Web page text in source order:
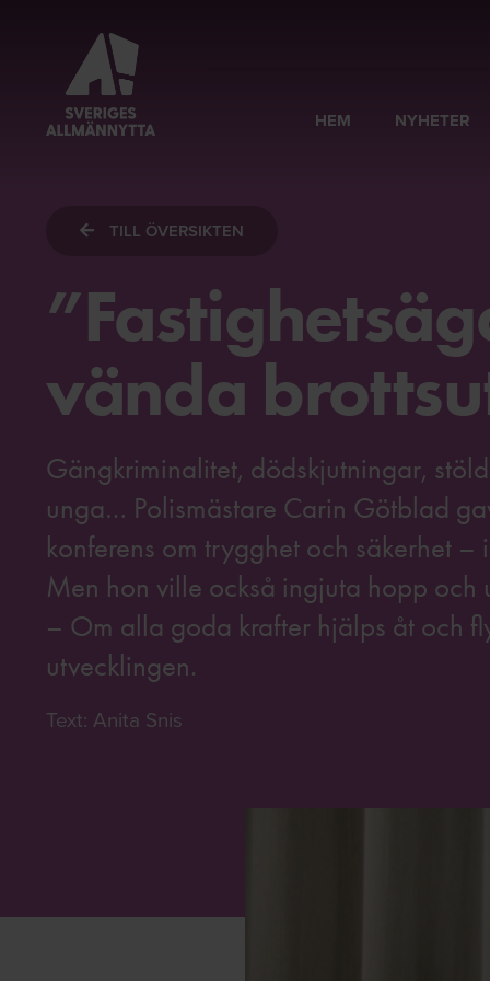
HEM NYHETER
TILL ÖVERSIKTEN
vända
Gängkriminalitet, dödskjutningar,
unga… Polismästare Carin Götblad
konferens om trygghet och säkerhet
Men hon ville också ingjuta hopp och
– Om alla goda krafter hjälps åt och
utvecklingen.
Text: Anita Snis